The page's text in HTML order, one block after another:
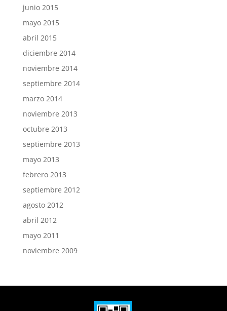
junio 2015
mayo 2015
abril 2015
diciembre 2014
noviembre 2014
septiembre 2014
marzo 2014
noviembre 2013
octubre 2013
septiembre 2013
mayo 2013
febrero 2013
septiembre 2012
agosto 2012
abril 2012
mayo 2011
noviembre 2009